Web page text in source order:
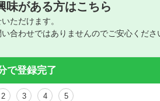
味がある方はこちら
ただけます。
合わせではありませんのでご安心くださ
で登録完了
2 3 4 5